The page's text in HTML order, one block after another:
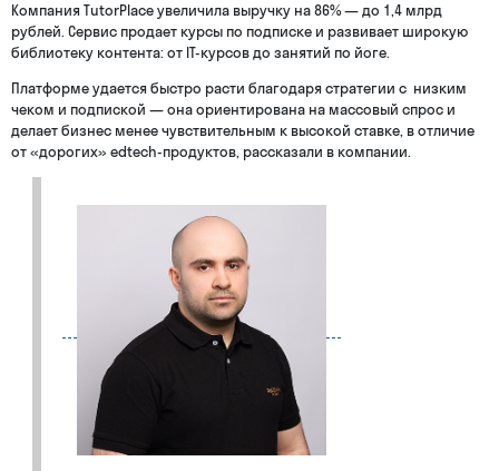
Компания TutorPlace увеличила выручку на 86% — до 1,4 млрд
рублей. Сервис продает курсы по подписке и развивает широкую
библиотеку контента: от IT-курсов до занятий по йоге.
Платформе удается быстро расти благодаря стратегии с низким
чеком и подпиской — она ориентирована на массовый спрос и
делает бизнес менее чувствительным к высокой ставке, в отличие
от «дорогих» edtech-продуктов, рассказали в компании.